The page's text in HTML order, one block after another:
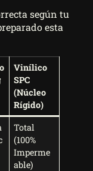
según tu
esta
Vinílico
SPC
(Núcleo
Rígido)
Total
(100%
Imperme
able)